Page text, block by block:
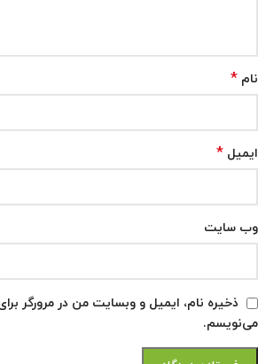
نام *
ایمیل *
وب‌ سایت
ذخیره نام، ایمیل و وبسایت من در مرورگر
می‌نویسم.